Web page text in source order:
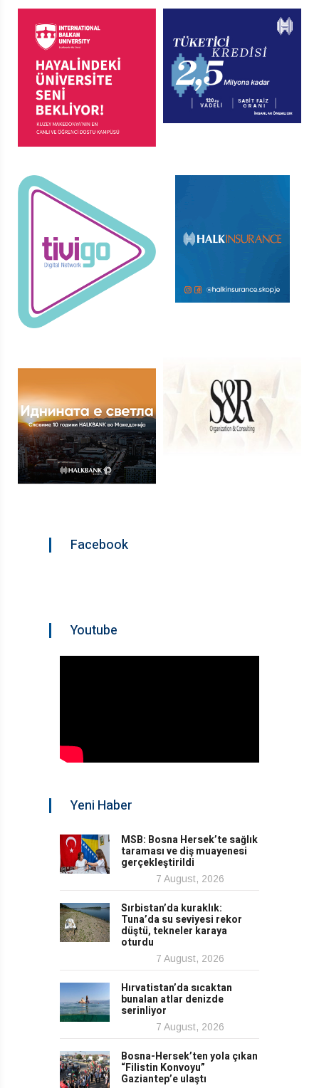
Facebook
Youtube
Yeni Haber
MSB: Bosna Hersek’te sağlık
taraması ve diş muayenesi
gerçekleştirildi
7 August, 2026
Sırbistan’da kuraklık:
Tuna’da su seviyesi rekor
düştü, tekneler karaya
oturdu
7 August, 2026
Hırvatistan’da sıcaktan
bunalan atlar denizde
serinliyor
7 August, 2026
Bosna-Hersek’ten yola çıkan
“Filistin Konvoyu”
Gaziantep’e ulaştı